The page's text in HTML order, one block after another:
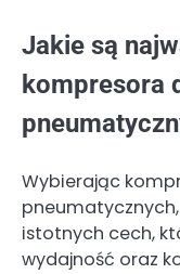
Jakie są
kompresora
Wybierając
istotnych cech,
wydajność oraz